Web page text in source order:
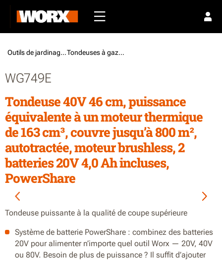
Outils de jardinage / Tondeuses à gazon
WG749E
Tondeuse 40V 46 cm, puissance
équivalente à un moteur thermique
de 163 cm³, couvre jusqu’à 800 m²,
autotractée, moteur brushless, 2
batteries 20V 4,0 Ah incluses,
PowerShare
Tondeuse puissante à la qualité de coupe supérieure
Système de batterie PowerShare : combinez des batteries
20V pour alimenter n’importe quel outil Worx — 20V, 40V
ou 80V. Besoin de plus de puissance ? Il suffit d’ajouter